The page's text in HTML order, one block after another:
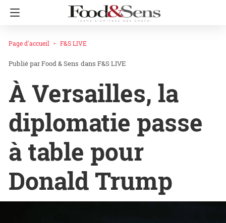
Page d'accueil F&S LIVE
Food & Sens dans F&S LIVE
À Versailles, la
diplomatie passe
à table pour
Donald Trump